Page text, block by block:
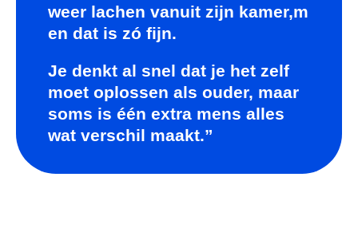
weer lachen vanuit zijn kamer,m
en dat is zó fijn.
Je denkt al snel dat je het zelf
moet oplossen als ouder, maar
soms is één extra mens alles
wat verschil maakt.”